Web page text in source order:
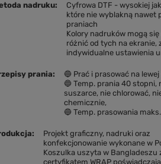
nadruku
Cyfrowa DTF - wysokiej
które nie wyblakną nawet
praniach
Kolory nadruków mogą
różnić od tych na ekranie,
indywidualne ustawienia
prania
🔵 Prać i prasować na
🔵 Temp. prania 40 stopni,
suszarce, nie chlorować,
chemicznie
🔵 Temp. prasowania
Projekt graficzny, nadruki oraz
konfekcjonowanie wykonane w
Koszulka uszyta w Bangladeszu
certyfikatem WRAP